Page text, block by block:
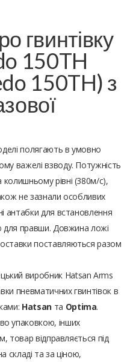
гвинтівку
150TH
150TH) з
полягають в умовно
важелі взводу. Потужність
рівні (380м/с),
не зазнали особливих
антабки для встановлення
для правши. Довжина ложі
поставляються разом
виробник Hatsan Arms
пневматичних гвинтівок в
Hatsanта Optima.
упаковкою, інших
товар відправляється під
складі та за ціною,